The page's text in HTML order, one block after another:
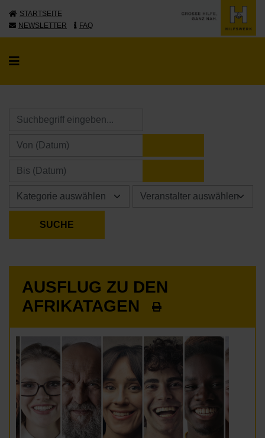
STARTSEITE
NEWSLETTER
FAQ
AUSFLUG ZU DEN
AFRIKATAGEN